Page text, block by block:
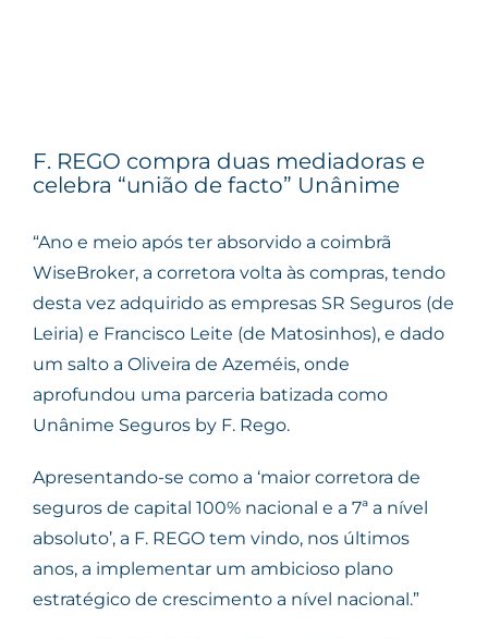
F. REGO compra duas mediadoras e
celebra “união de facto” Unânime
“Ano e meio após ter absorvido a coimbrã
WiseBroker, a corretora volta às compras, tendo
desta vez adquirido as empresas SR Seguros (de
Leiria) e Francisco Leite (de Matosinhos), e dado
um salto a Oliveira de Azeméis, onde
aprofundou uma parceria batizada como
Unânime Seguros by F. Rego.
Apresentando-se como a ‘maior corretora de
seguros de capital 100% nacional e a 7ª a nível
absoluto’, a F. REGO tem vindo, nos últimos
anos, a implementar um ambicioso plano
estratégico de crescimento a nível nacional.”